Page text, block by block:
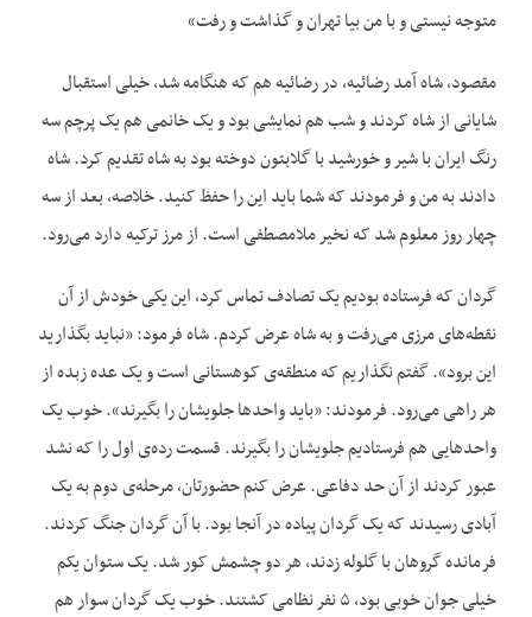
متوجه نیستی و با من بیا تهران و گذاشت و رفت»
مقصود، شاه آمد رضائیه، در رضائیه هم که هنگامه شد، خیلی استقبال
شایانی از شاه کردند و شب هم نمایشی بود و یک خانمی هم یک پرچم سه
رنگ ایران با شیر و خورشید با گلابتون دوخته بود به شاه تقدیم کرد. شاه
دادند به من و فرمودند که شما باید این را حفظ کنید. خلاصه، بعد از سه
چهار روز معلوم شد که نخیر ملامصطفی است. از مرز ترکیه دارد می‌رود.
گردان که فرستاده بودیم یک تصادف تماس کرد، این یکی خودش از آن
نقطه‌های مرزی می‌رفت و به شاه عرض کردم. شاه فرمود: «نباید بگذارید
این برود». گفتم نگذاریم که منطقه‌ی کوهستانی است و یک عده زبده از
هر راهی می‌رود. فرمودند: «باید واحدها جلویشان را بگیرند». خوب یک
واحدهایی هم فرستادیم جلویشان را بگیرند. قسمت رده‌ی اول را که نشد
عبور کردند از آن حد دفاعی. عرض کنم حضورتان، مرحله‌ی دوم به یک
آبادی رسیدند که یک گردان پیاده در آنجا بود. با آن گردان جنگ کردند.
فرمانده گروهان با گلوله زدند، هر دو چشمش کور شد. یک ستوان یکم
خیلی جوان خوبی بود، ۵ نفر نظامی کشتند. خوب یک گردان سوار هم